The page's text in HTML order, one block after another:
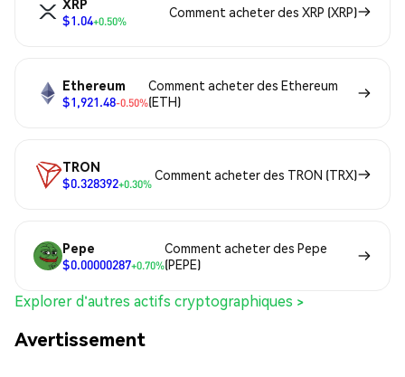
XRP
$1.04+0.50%
Comment acheter des XRP (XRP)
Ethereum
$1,921.48-0.50%
Comment acheter des Ethereum
(ETH)
TRON
$0.328392+0.30%
Comment acheter des TRON (TRX)
Pepe
$0.00000287+0.70%
Comment acheter des Pepe
(PEPE)
Explorer d'autres actifs cryptographiques >
Avertissement